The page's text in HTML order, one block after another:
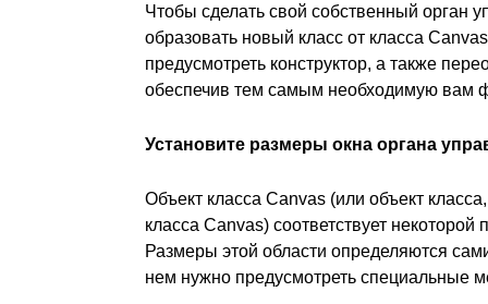
Чтобы сделать свой собственный орган
образовать новый класс от класса
предусмотреть конструктор, а также
обеспечив тем самым необходимую вам
Установите размеры окна органа
Объект класса Canvas (или объект
класса Canvas) соответствует некоторой
Размеры этой области определяются
нем нужно предусмотреть специальные